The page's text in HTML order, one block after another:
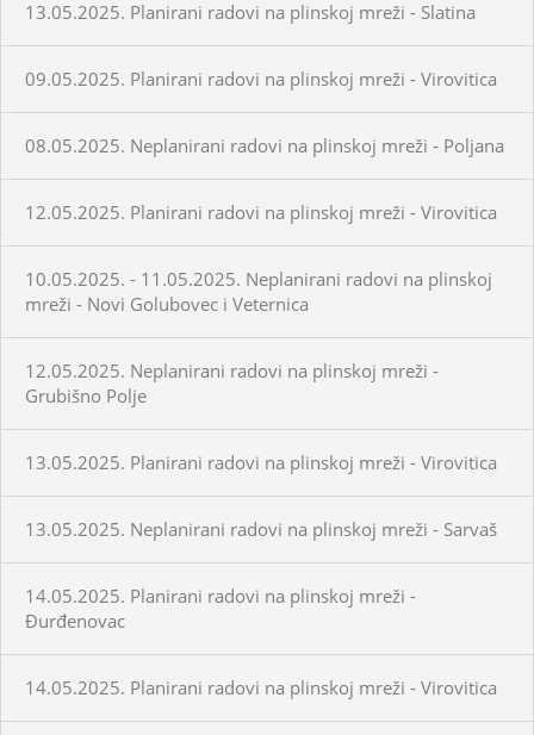
13.05.2025. Planirani radovi na plinskoj mreži - Slatina
09.05.2025. Planirani radovi na plinskoj mreži - Virovitica
08.05.2025. Neplanirani radovi na plinskoj mreži - Poljana
12.05.2025. Planirani radovi na plinskoj mreži - Virovitica
10.05.2025. - 11.05.2025. Neplanirani radovi na plinskoj
mreži - Novi Golubovec i Veternica
12.05.2025. Neplanirani radovi na plinskoj mreži -
Grubišno Polje
13.05.2025. Planirani radovi na plinskoj mreži - Virovitica
13.05.2025. Neplanirani radovi na plinskoj mreži - Sarvaš
14.05.2025. Planirani radovi na plinskoj mreži -
Đurđenovac
14.05.2025. Planirani radovi na plinskoj mreži - Virovitica